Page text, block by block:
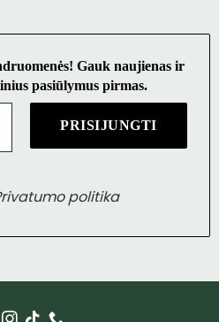
Gauk naujienas ir
pasiūlymus pirmas.
politika